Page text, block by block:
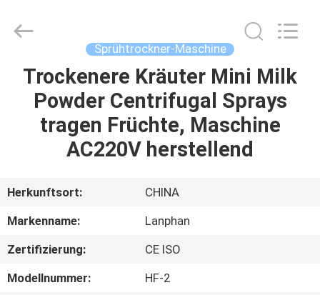
HAUS
PRODUKTE
ÜBER
FABRIK-
Co.,Ltd.
Sprühtrockner-Maschine
Trockenere Kräuter Mini Milk
Powder Centrifugal Sprays
tragen Früchte, Maschine
AC220V herstellend
Herkunftsort:
CHINA
Markenname:
Lanphan
Zertifizierung:
CE ISO
Modellnummer:
HF-2